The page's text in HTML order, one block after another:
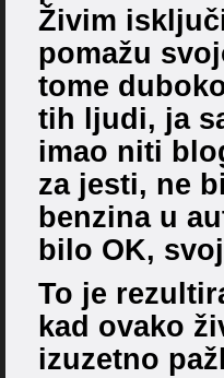
Živim
pomažu
tome
tih ljudi, ja
imao niti
za jesti, ne
benzina u
bilo OK,
To je
kad ovako
izuzetno